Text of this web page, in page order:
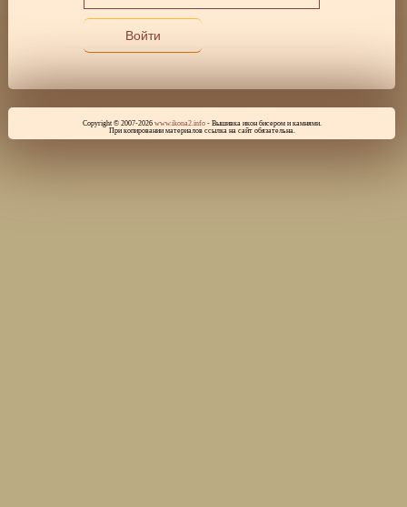
Войти
Copyright © 2007-2026 www.ikona2.info- Вышивка икон бисером и камнями.
При копировании материалов ссылка на сайт обязательна.